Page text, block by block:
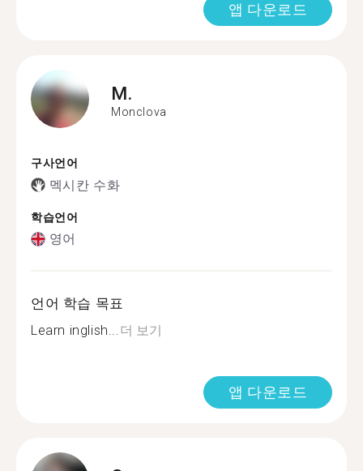
앱 다운로드
M.
Monclova
구사언어
멕시칸 수화
학습언어
영어
언어 학습 목표
Learn inglish...더 보기
앱 다운로드